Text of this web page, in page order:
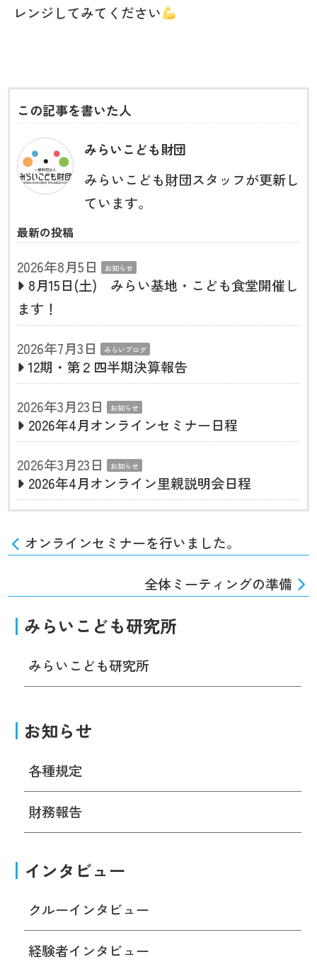
レンジしてみてください
この記事を書いた人
みらいこども財団
みらいこども財団スタッフが更新し
ています。
最新の投稿
2026年8月5日 お知らせ
8月15日(土) みらい基地・こども食堂開催し
ます！
2026年7月3日
みらいブログ
12期・第２四半期決算報告
2026年3月23日
お知らせ
2026年4月オンラインセミナー日程
2026年3月23日
お知らせ
2026年4月オンライン里親説明会日程
オンラインセミナーを行いました。
全体ミーティングの準備
みらいこども研究所
みらいこども研究所
お知らせ
各種規定
財務報告
インタビュー
クルーインタビュー
経験者インタビュー